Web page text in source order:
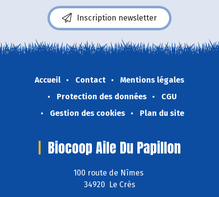
Inscription newsletter
Accueil Contact
Mentions légales
Protection des données
CGU
Gestion des cookies
Plan du site
Biocoop Aile Du Papillon
100 route de Nîmes
34920 Le Crès